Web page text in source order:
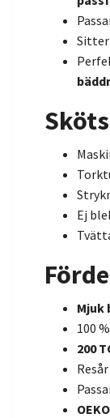
Ej
Mjuk
100
200